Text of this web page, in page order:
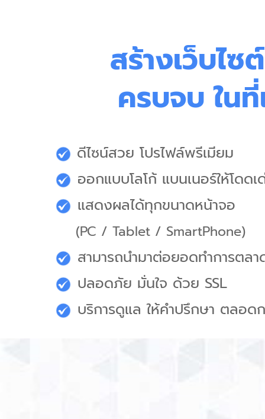
สร้างเว็บไซ
ครบจบ ใน
ดีไซน์สวย โปรไฟล์พรีเมียม
ออกแบบโลโก้ แบนเนอร์ให้โดดเ
แสดงผลได้ทุกขนาดหน้าจอ
(PC / Tablet / SmartPhone)
สามารถนำมาต่อยอดทำการตลา
ปลอดภัย มั่นใจ ด้วย SSL
บริการดูแล ให้คำปรึกษา ตลอดก